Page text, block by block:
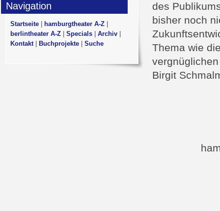
des
bisher noch
Thema wie
Birgit
Navigation
Startseite hamburgtheater A-Z
berlintheater A-Z
Specials Archiv
Kontakt| Buchprojekte Suche